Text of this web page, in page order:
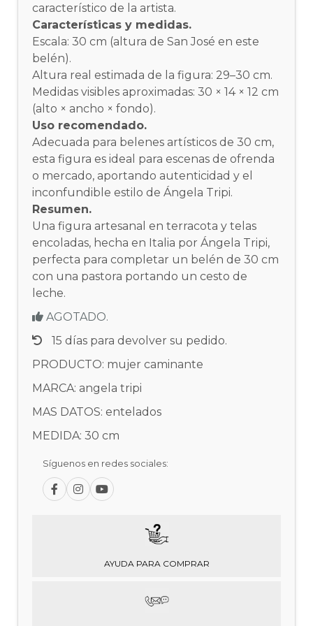
característico de la artista.
Características y medidas.
Escala: 30 cm (altura de San José en este
belén).
Altura real estimada de la figura: 29–30 cm.
Medidas visibles aproximadas: 30 × 14 × 12 cm
(alto × ancho × fondo).
Uso recomendado.
Adecuada para belenes artísticos de 30 cm,
esta figura es ideal para escenas de ofrenda
o mercado, aportando autenticidad y el
inconfundible estilo de Ángela Tripi.
Resumen.
Una figura artesanal en terracota y telas
encoladas, hecha en Italia por Ángela Tripi,
perfecta para completar un belén de 30 cm
con una pastora portando un cesto de
leche.
AGOTADO.
15 días para devolver su pedido.
PRODUCTO: mujer caminante
MARCA: angela tripi
MAS DATOS: entelados
MEDIDA: 30 cm
Síguenos en redes sociales:
AYUDA PARA COMPRAR